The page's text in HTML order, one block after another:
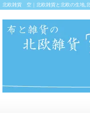
北欧雑貨 空｜北欧雑貨と北欧の生地,